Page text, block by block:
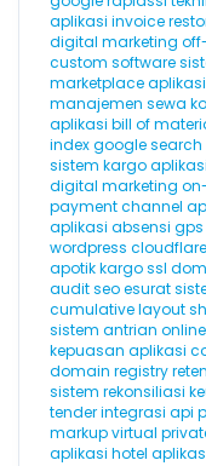
aplikasi invoice
digital marketing
custom software
marketplace
manajemen sewa
aplikasi bill of
index googlesearch
sistem kargo
digital marketing
payment channel
aplikasi absensi gps
wordpress cloudflare
apotikkargossl
audit seoesurat
cumulative layout
sistem antrian online
kepuasan aplikasi
domain registry
sistem rekonsiliasi
tenderintegrasi api
markupvirtual
aplikasi hotel